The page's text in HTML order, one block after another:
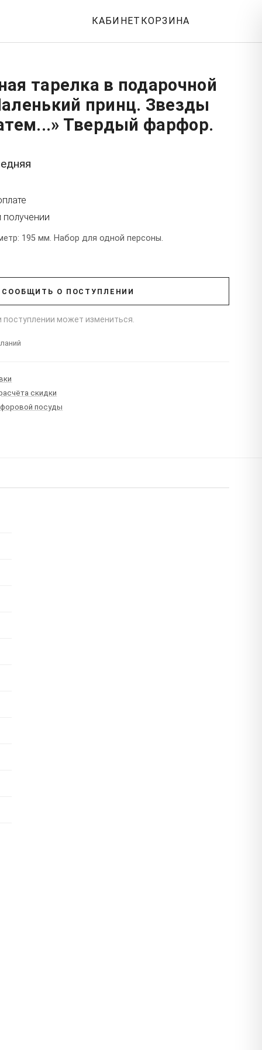
КАБИНЕТ КОРЗИНА
тарелка в подарочной
принц. Звезды
Твердый фарфор.
получении
195 мм. Набор для одной персоны.
СООБЩИТЬ О ПОСТУПЛЕНИИ
поступлении может измениться.
скидки
посуды